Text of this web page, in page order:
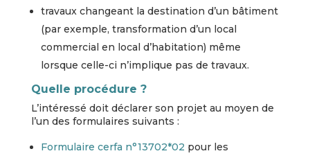
travaux changeant la destination d’un bâtiment
(par exemple, transformation d’un local
commercial en local d’habitation) même
lorsque celle-ci n’implique pas de travaux.
Quelle procédure ?
L’intéressé doit déclarer son projet au moyen de
l’un des formulaires suivants :
Formulaire cerfa n°13702*02 pour les